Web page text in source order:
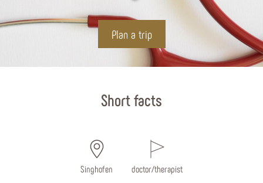
Plan a trip
Short facts
Singhofen doctor/therapist